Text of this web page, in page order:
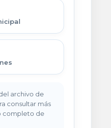
archivo de
consultar más
completo de